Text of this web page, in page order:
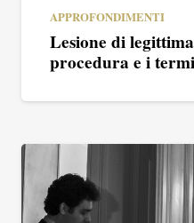
APPROFONDIMENTI
Lesione di
procedura e i